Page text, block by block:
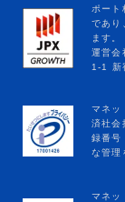
マネッ